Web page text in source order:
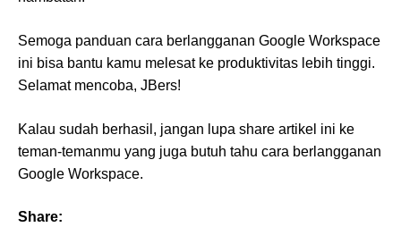
Semoga panduan cara berlangganan Google Workspace
ini bisa bantu kamu melesat ke produktivitas lebih tinggi.
Selamat mencoba, JBers!
Kalau sudah berhasil, jangan lupa share artikel ini ke
teman-temanmu yang juga butuh tahu cara berlangganan
Google Workspace.
Share: